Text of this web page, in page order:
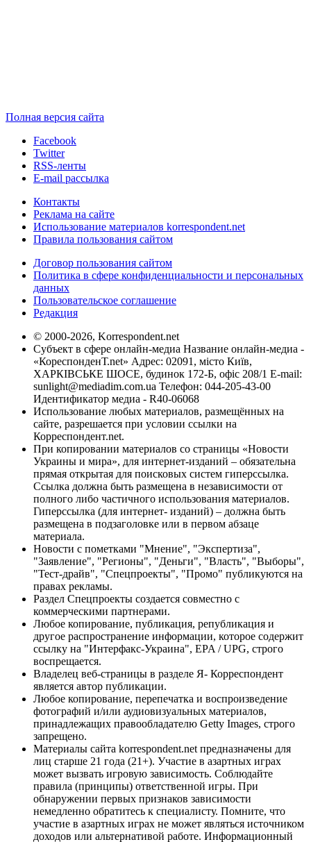
Полная версия сайта
Facebook
Twitter
RSS-ленты
E-mail рассылка
Контакты
Реклама на сайте
Использование материалов korrespondent.net
Правила пользования сайтом
Договор пользования сайтом
Политика в сфере конфиденциальности и персональных
данных
Пользовательское соглашение
Редакция
© 2000-2026, Korrespondent.net
Субъект в сфере онлайн-медиа Название онлайн-медиа -
«КореспонденТ.net» Адрес: 02091, місто Київ,
ХАРКІВСЬКЕ ШОСЕ, будинок 172-Б, офіс 208/1 E-mail:
sunlight@mediadim.com.ua Телефон: 044-205-43-00
Идентификатор медиа - R40-06068
Использование любых материалов, размещённых на
сайте, разрешается при условии ссылки на
Корреспондент.net.
При копировании материалов со страницы «Новости
Украины и мира», для интернет-изданий – обязательна
прямая открытая для поисковых систем гиперссылка.
Ссылка должна быть размещена в независимости от
полного либо частичного использования материалов.
Гиперссылка (для интернет- изданий) – должна быть
размещена в подзаголовке или в первом абзаце
материала.
Новости с пометками "Мнение", "Экспертиза",
"Заявление", "Регионы", "Деньги", "Власть", "Выборы",
"Тест-драйв", "Спецпроекты", "Промо" публикуются на
правах рекламы.
Раздел Спецпроекты создается совместно с
коммерческими партнерами.
Любое копирование, публикация, републикация и
другое распространение информации, которое содержит
ссылку на "Интерфакс-Украина", EPA / UPG, строго
воспрещается.
Владелец веб-страницы в разделе Я- Корреспондент
является автор публикации.
Любое копирование, перепечатка и воспроизведение
фотографий и/или аудиовизуальных материалов,
принадлежащих правообладателю Getty Images, строго
запрещено.
Материалы сайта korrespondent.net предназначены для
лиц старше 21 года (21+). Участие в азартных играх
может вызвать игровую зависимость. Соблюдайте
правила (принципы) ответственной игры. При
обнаружении первых признаков зависимости
немедленно обратитесь к специалисту. Помните, что
участие в азартных играх не может являться источником
доходов или альтернативой работе. Информационный